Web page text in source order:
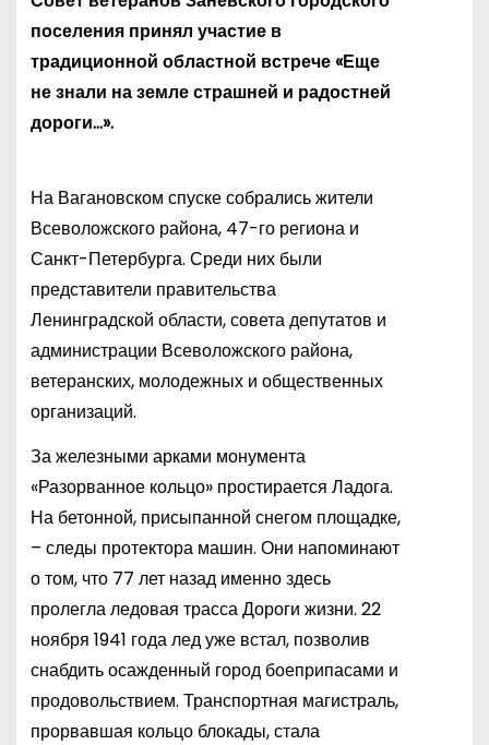
поселения принял участие в
традиционной областной встрече «Еще
не знали на земле страшней и радостней
дороги…».
На Вагановском спуске собрались жители
Всеволожского района, 47-го региона и
Санкт-Петербурга. Среди них были
представители правительства
Ленинградской области, совета депутатов и
администрации Всеволожского района,
ветеранских, молодежных и общественных
организаций.
За железными арками монумента
«Разорванное кольцо» простирается Ладога.
На бетонной, присыпанной снегом площадке,
– следы протектора машин. Они напоминают
о том, что 77 лет назад именно здесь
пролегла ледовая трасса Дороги жизни. 22
ноября 1941 года лед уже встал, позволив
снабдить осажденный город боеприпасами и
продовольствием. Транспортная магистраль,
прорвавшая кольцо блокады, стала